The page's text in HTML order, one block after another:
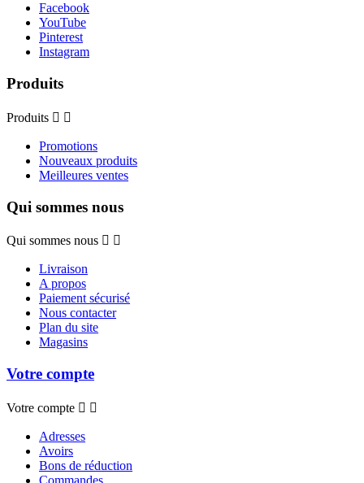
Facebook
YouTube
Pinterest
Instagram
Produits
Produits  
Promotions
Nouveaux produits
Meilleures ventes
Qui sommes nous
Qui sommes nous  
Livraison
A propos
Paiement sécurisé
Nous contacter
Plan du site
Magasins
Votre compte
Votre compte  
Adresses
Avoirs
Bons de réduction
Commandes